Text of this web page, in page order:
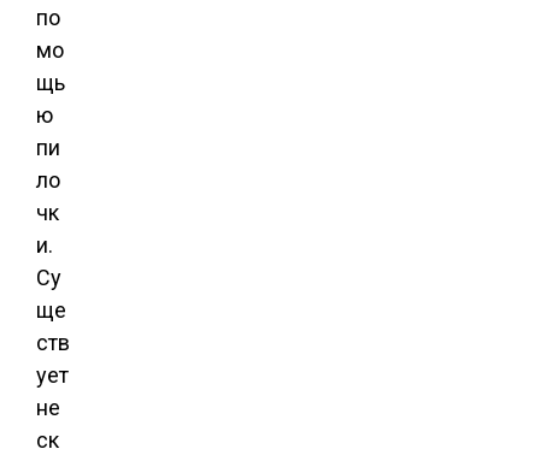
по
мо
щь
ю
пи
ло
чк
и.
Су
ще
ств
ует
не
ск